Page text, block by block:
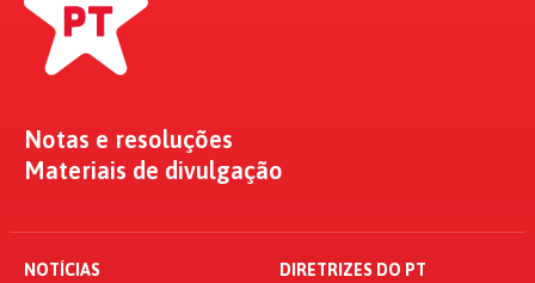
Notas e resoluções
Materiais de divulgação
NOTÍCIAS DIRETRIZES DO PT